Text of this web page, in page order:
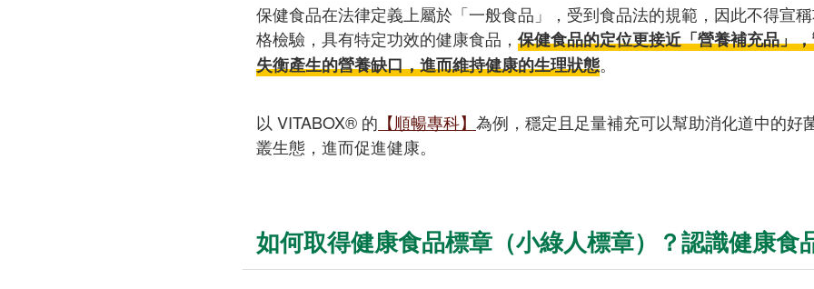
保健食品在法律定義上屬於「一般食品」，受到食品法的規範，因此不得宣
格檢驗，具有特定功效的健康食品， 保健食品的定位更接近「營養補充品」
失衡產生的營養缺口，進而維持健康的生理狀態。
以 VITABOX® 的 【順暢專科】 為例，穩定且足量補充可以幫助消化道中的好
叢生態，進而促進健康。
如何取得健康食品標章（小綠人標章）？認識健康食